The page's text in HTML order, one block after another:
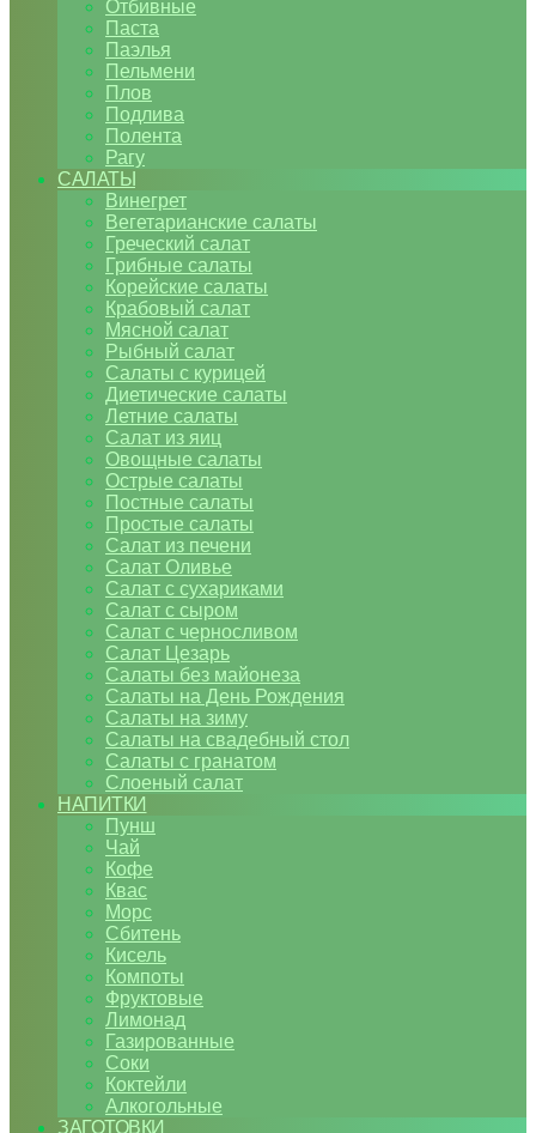
Отбивные
Паста
Паэлья
Пельмени
Плов
Подлива
Полента
Рагу
САЛАТЫ
Винегрет
Вегетарианские салаты
Греческий салат
Грибные салаты
Корейские салаты
Крабовый салат
Мясной салат
Рыбный салат
Салаты с курицей
Диетические салаты
Летние салаты
Салат из яиц
Овощные салаты
Острые салаты
Постные салаты
Простые салаты
Салат из печени
Салат Оливье
Салат с сухариками
Салат с сыром
Салат с черносливом
Салат Цезарь
Салаты без майонеза
Салаты на День Рождения
Салаты на зиму
Салаты на свадебный стол
Салаты с гранатом
Слоеный салат
НАПИТКИ
Пунш
Чай
Кофе
Квас
Морс
Сбитень
Кисель
Компоты
Фруктовые
Лимонад
Газированные
Соки
Коктейли
Алкогольные
ЗАГОТОВКИ